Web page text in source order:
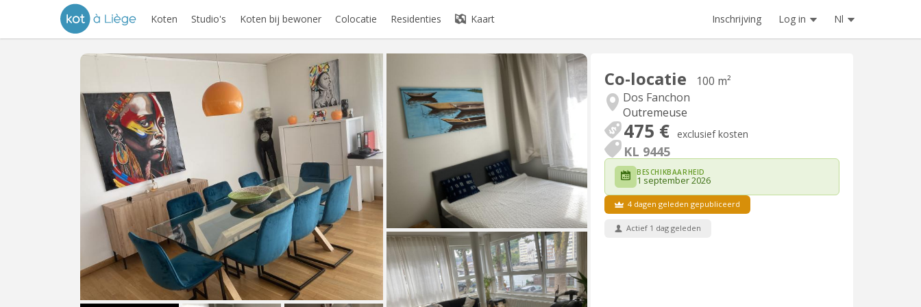
Koten Studio's Koten bij bewoner Colocatie Residenties Kaart Inschrijving Log in Nl
Co-locatie
100 m²
Dos Fanchon
Outremeuse
475 € exclusief kosten
KL 9445
BESCHIKBAARHEID
1 september 2026
4 dagen geleden gepubliceerd
Actief 1 dag geleden